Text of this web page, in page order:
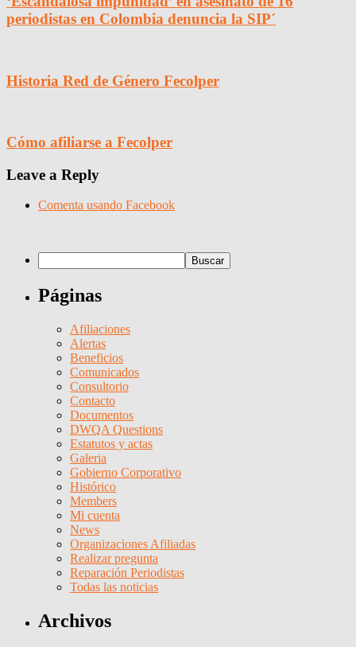
periodistas en Colombia denuncia la SIP´
Historia Red de Género Fecolper
Cómo afiliarse a Fecolper
Leave a Reply
Comenta usando Facebook
Páginas
Afiliaciones
Alertas
Beneficios
Comunicados
Consultorio
Contacto
Documentos
DWQA Questions
Estatutos y actas
Galeria
Gobierno Corporativo
Histórico
Members
Mi cuenta
News
Organizaciones Afiliadas
Realizar pregunta
Reparación Periodistas
Todas las noticias
Archivos